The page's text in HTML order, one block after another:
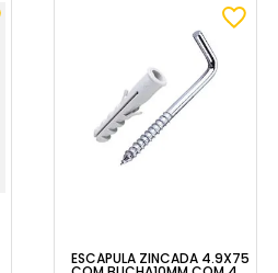
ESCÁPULA ZINCADA 4.9X75